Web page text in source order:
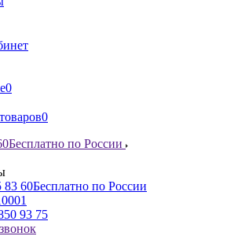
0
0
Бесплатно по России
83 60Бесплатно по России
93 75